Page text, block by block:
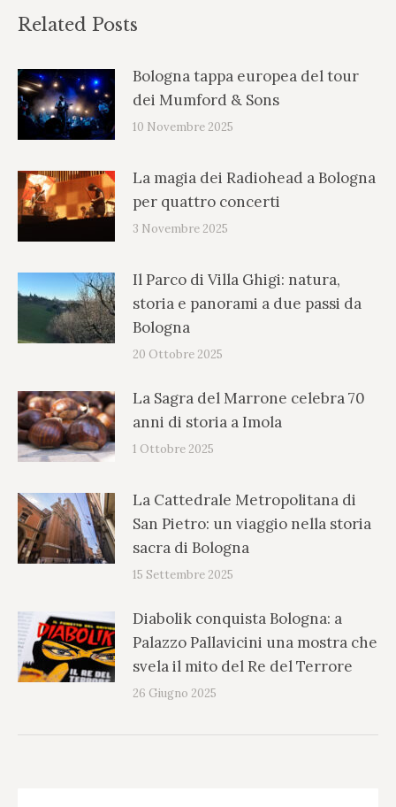
Related Posts
Bologna tappa europea del tour
dei Mumford & Sons
10 Novembre 2025
La magia dei Radiohead a Bologna
per quattro concerti
3 Novembre 2025
Il Parco di Villa Ghigi: natura,
storia e panorami a due passi da
Bologna
20 Ottobre 2025
La Sagra del Marrone celebra 70
anni di storia a Imola
1 Ottobre 2025
La Cattedrale Metropolitana di
San Pietro: un viaggio nella storia
sacra di Bologna
15 Settembre 2025
Diabolik conquista Bologna: a
Palazzo Pallavicini una mostra che
svela il mito del Re del Terrore
26 Giugno 2025